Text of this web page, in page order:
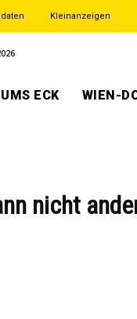
Kleinanzeigen
ECK WIEN-
nicht